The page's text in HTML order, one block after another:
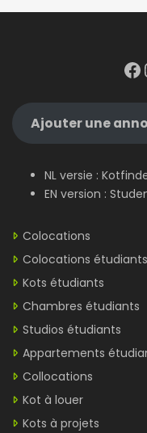
Ajouter une
NL versie :
EN version :
Colocations
Colocations étudiants
Kots étudiants
Chambres étudiants
Studios étudiants
Appartements
Collocations
Kot à louer
Kots à projets